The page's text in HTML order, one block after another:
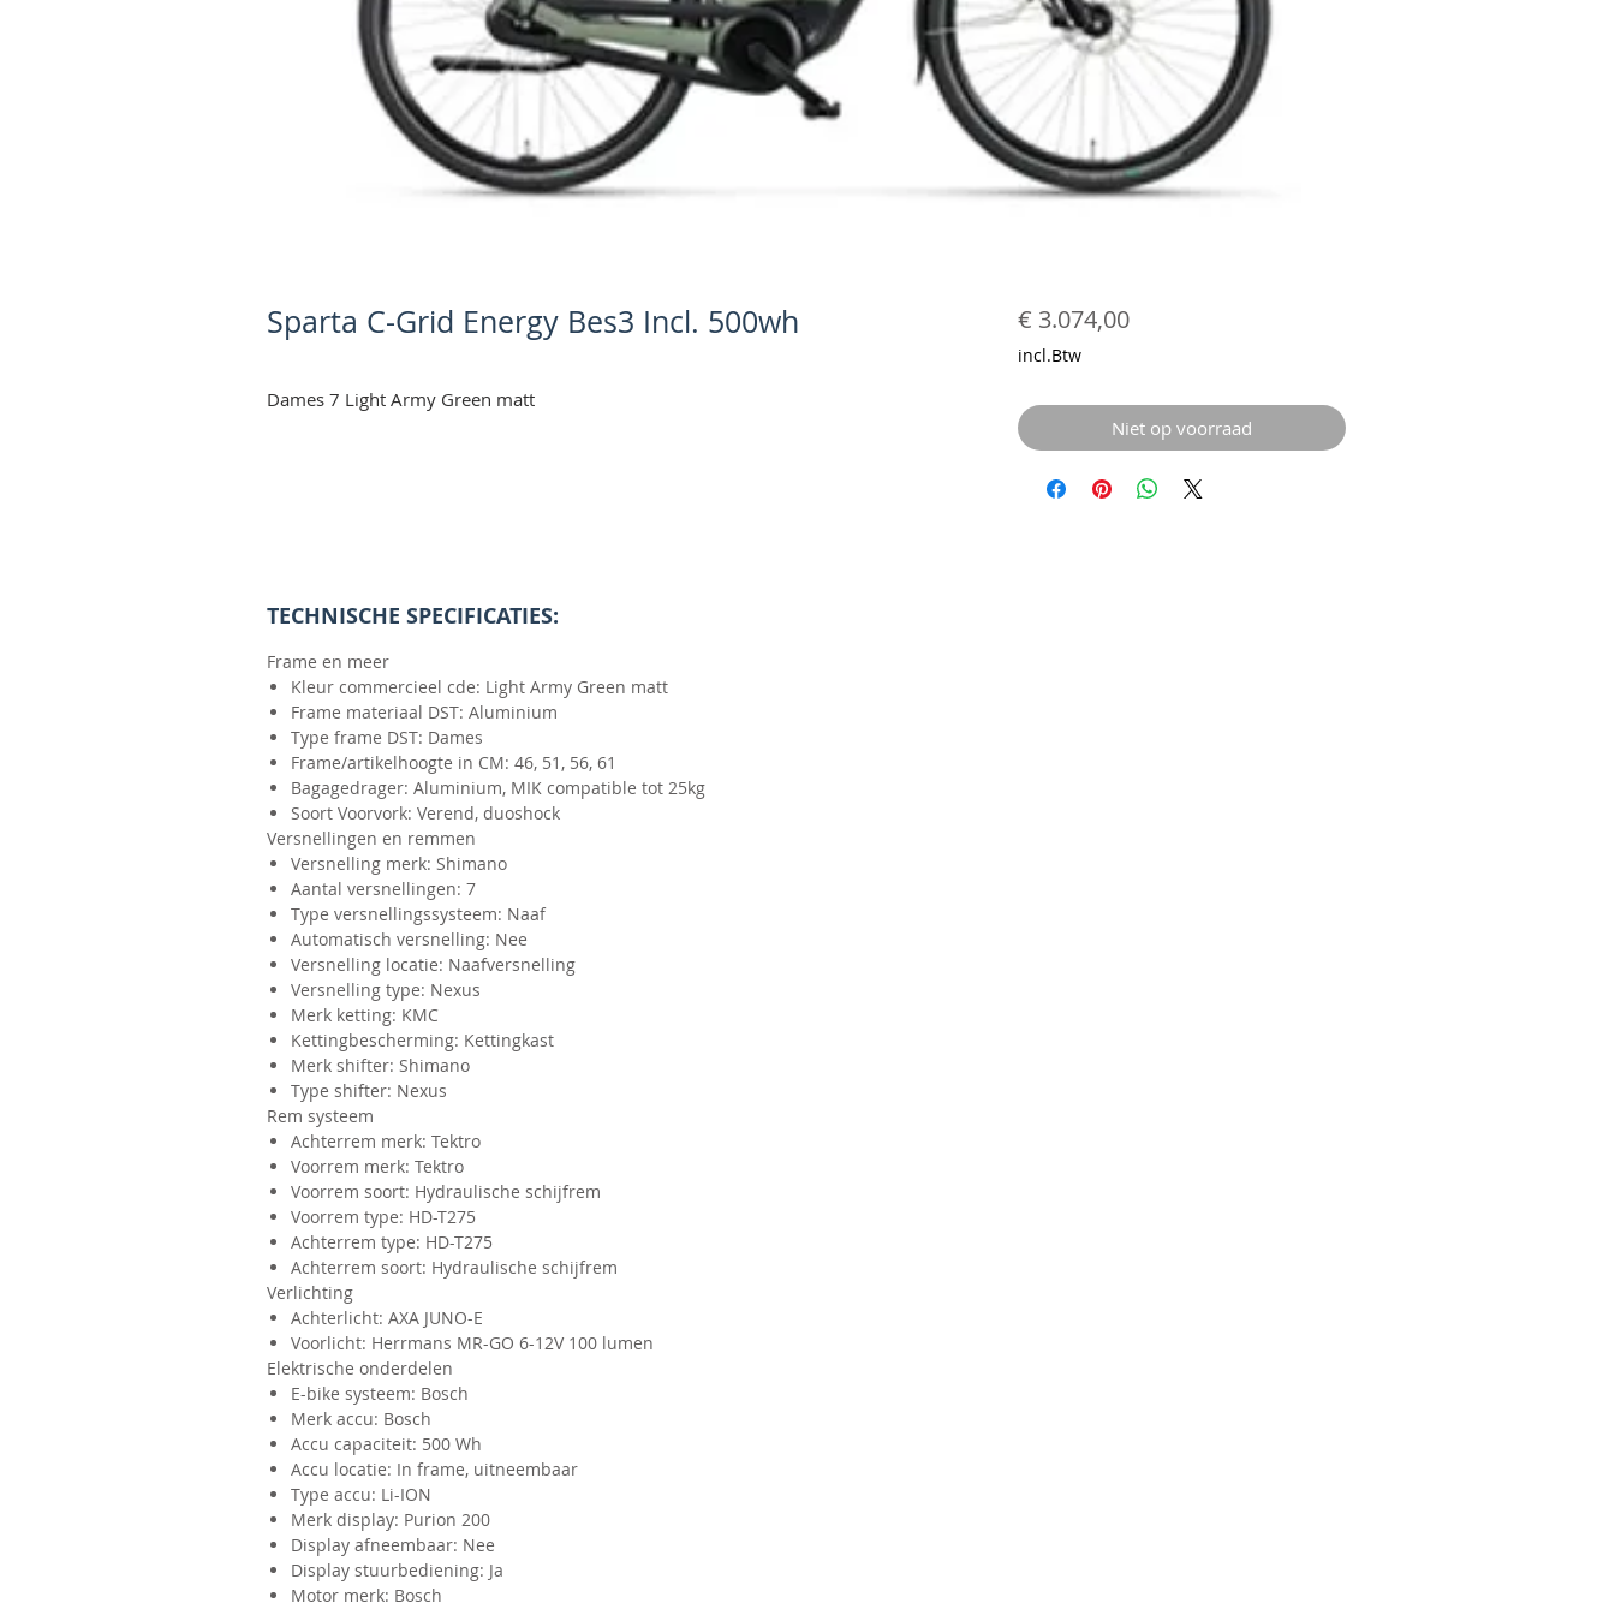
Sparta C-Grid Energy Bes3 Incl. 500wh
Dames 7 Light Army Green matt
TECHNISCHE SPECIFICATIES:
Frame en meer
Kleur commercieel cde: Light Army Green matt
Frame materiaal DST: Aluminium
Type frame DST: Dames
Frame/artikelhoogte in CM: 46, 51, 56, 61
Bagagedrager: Aluminium, MIK compatible tot 25kg
Soort Voorvork: Verend, duoshock
Versnellingen en remmen
Versnelling merk: Shimano
Aantal versnellingen: 7
Type versnellingssysteem: Naaf
Automatisch versnelling: Nee
Versnelling locatie: Naafversnelling
Versnelling type: Nexus
Merk ketting: KMC
Kettingbescherming: Kettingkast
Merk shifter: Shimano
Type shifter: Nexus
Rem systeem
Achterrem merk: Tektro
Voorrem merk: Tektro
Voorrem soort: Hydraulische schijfrem
Voorrem type: HD-T275
Achterrem type: HD-T275
Achterrem soort: Hydraulische schijfrem
Verlichting
Achterlicht: AXA JUNO-E
Voorlicht: Herrmans MR-GO 6-12V 100 lumen
Elektrische onderdelen
E-bike systeem: Bosch
Merk accu: Bosch
Accu capaciteit: 500 Wh
Accu locatie: In frame, uitneembaar
Type accu: Li-ION
Merk display: Purion 200
Display afneembaar: Nee
Display stuurbediening: Ja
Motor merk: Bosch
€ 3.074,00Prijs
incl.Btw
Niet op voorraad